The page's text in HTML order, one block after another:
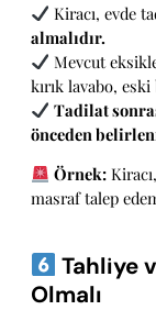
Kiracı, evde
almalıdır.
Mevcut
kırık lavabo, eski
Tadilat
önceden
Örnek:
masraf talep
Tahliye
Olmalı